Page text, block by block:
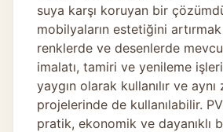
suya karşı koruyan bir
mobilyaların estetiğini
renklerde ve desenlerde
imalatı, tamiri ve yenileme
yaygın olarak kullanılır ve
projelerinde de kullanılabilir.
pratik, ekonomik ve dayanıklı